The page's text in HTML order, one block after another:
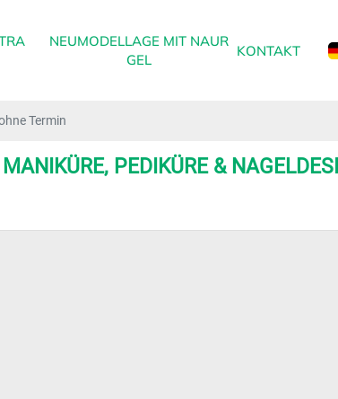
NEUMODELLAGE MIT NAUR
GEL
KONTAKT
Termin
PEDIKÜRE &